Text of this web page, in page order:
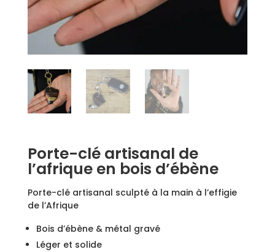
Porte-clé artisanal de
l’afrique en bois d’ébène
Porte-clé artisanal sculpté à la main à l’effigie
de l’Afrique
Bois d’ébène & métal gravé
Léger et solide